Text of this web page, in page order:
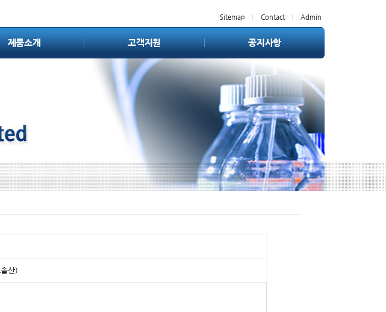
Sitemap Contact Admin
제품소개 고객지원 공지사항
산)